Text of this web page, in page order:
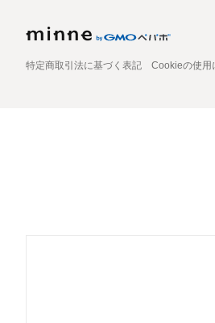
特定商取引法に基づく表記 Cookieの使用